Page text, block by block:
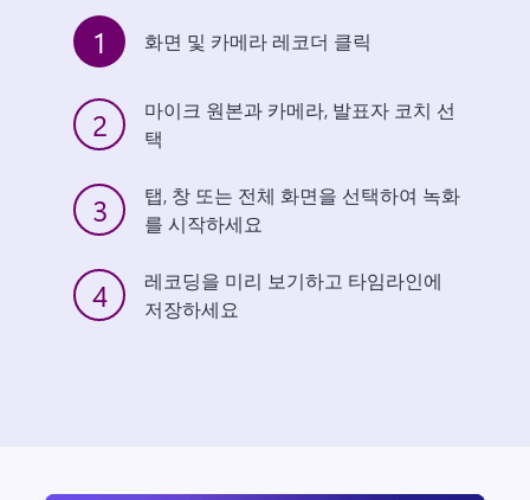
1 화면 및 카메라 레코더 클릭
2
마이크 원본과 카메라, 발표자 코치 선
택
3
탭, 창 또는 전체 화면을 선택하여 녹화
를 시작하세요
4
레코딩을 미리 보기하고 타임라인에
저장하세요